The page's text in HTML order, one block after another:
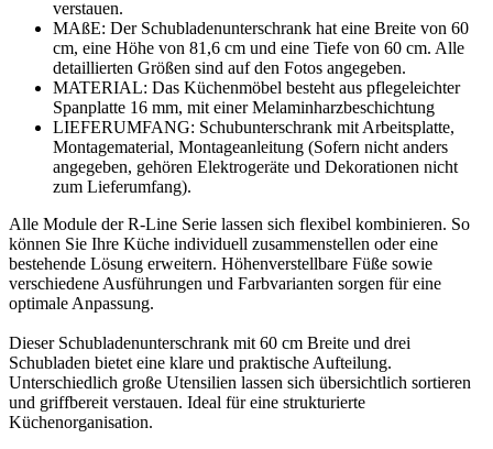
verstauen.
MAßE: Der Schubladenunterschrank hat eine Breite von 60
cm, eine Höhe von 81,6 cm und eine Tiefe von 60 cm. Alle
detaillierten Größen sind auf den Fotos angegeben.
MATERIAL: Das Küchenmöbel besteht aus pflegeleichter
Spanplatte 16 mm, mit einer Melaminharzbeschichtung
LIEFERUMFANG: Schubunterschrank mit Arbeitsplatte,
Montagematerial, Montageanleitung (Sofern nicht anders
angegeben, gehören Elektrogeräte und Dekorationen nicht
zum Lieferumfang).
Alle Module der R-Line Serie lassen sich flexibel kombinieren. So
können Sie Ihre Küche individuell zusammenstellen oder eine
bestehende Lösung erweitern. Höhenverstellbare Füße sowie
verschiedene Ausführungen und Farbvarianten sorgen für eine
optimale Anpassung.
Dieser Schubladenunterschrank mit 60 cm Breite und drei
Schubladen bietet eine klare und praktische Aufteilung.
Unterschiedlich große Utensilien lassen sich übersichtlich sortieren
und griffbereit verstauen. Ideal für eine strukturierte
Küchenorganisation.